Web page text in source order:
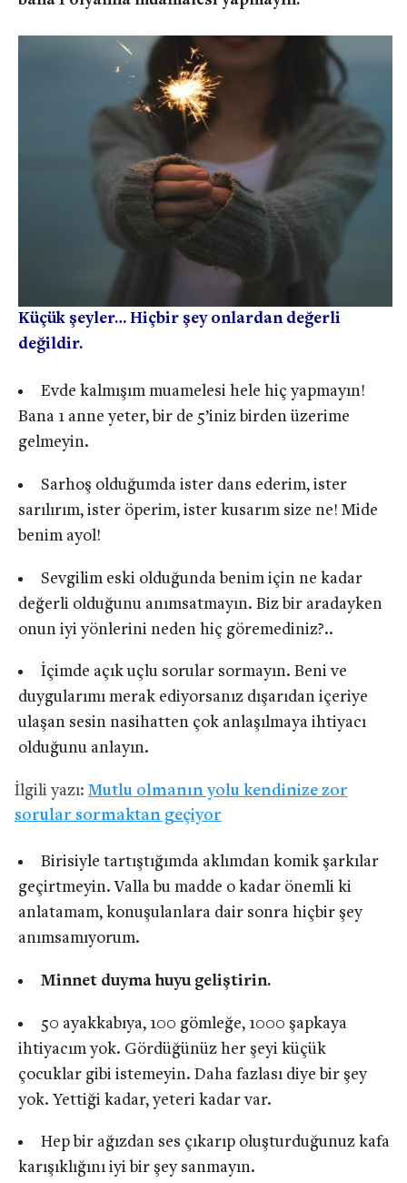
Küçük şeyler… Hiçbir şey onlardan değerli
değildir.
Evde kalmışım muamelesi hele hiç yapmayın!
Bana 1 anne yeter, bir de 5’iniz birden üzerime
gelmeyin.
Sarhoş olduğumda ister dans ederim, ister
sarılırım, ister öperim, ister kusarım size ne! Mide
benim ayol!
Sevgilim eski olduğunda benim için ne kadar
değerli olduğunu anımsatmayın. Biz bir aradayken
onun iyi yönlerini neden hiç göremediniz?..
İçimde açık uçlu sorular sormayın. Beni ve
duygularımı merak ediyorsanız dışarıdan içeriye
ulaşan sesin nasihatten çok anlaşılmaya ihtiyacı
olduğunu anlayın.
İlgili yazı: Mutlu olmanın yolu kendinize zor
sorular sormaktan geçiyor
Birisiyle tartıştığımda aklımdan komik şarkılar
geçirtmeyin. Valla bu madde o kadar önemli ki
anlatamam, konuşulanlara dair sonra hiçbir şey
anımsamıyorum.
Minnet duyma huyu geliştirin.
50 ayakkabıya, 100 gömleğe, 1000 şapkaya
ihtiyacım yok. Gördüğünüz her şeyi küçük
çocuklar gibi istemeyin. Daha fazlası diye bir şey
yok. Yettiği kadar, yeteri kadar var.
Hep bir ağızdan ses çıkarıp oluşturduğunuz kafa
karışıklığını iyi bir şey sanmayın.